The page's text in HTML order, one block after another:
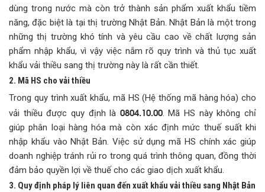
dùng trong nước mà còn trở thành sản phẩm xuất khẩu tiềm
năng, đặc biệt là tại thị trường Nhật Bản. Nhật Bản là một trong
những thị trường khó tính và yêu cầu cao về chất lượng sản
phẩm nhập khẩu, vì vậy việc nắm rõ quy trình và thủ tục xuất
khẩu vải thiều sang thị trường này là rất cần thiết.
2. Mã HS cho vải thiều
Trong quy trình xuất khẩu, mã HS (Hệ thống mã hàng hóa) cho
vải thiều được quy định là 0804.10.00. Mã HS này không chỉ
giúp phân loại hàng hóa mà còn xác định mức thuế suất khi
nhập khẩu vào Nhật Bản. Việc sử dụng mã HS chính xác giúp
doanh nghiệp tránh rủi ro trong quá trình thông quan, đồng thời
đảm bảo quyền lợi về thuế cho các giao dịch xuất khẩu.
3. Quy định pháp lý liên quan đến xuất khẩu vải thiều sang Nhật Bản